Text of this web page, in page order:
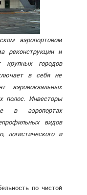
аэропортовом
реконструкции и
крупных городов
в себя не
аэровокзальных
полос. Инвесторы
в аэропортах
видов
логистического и
по чистой